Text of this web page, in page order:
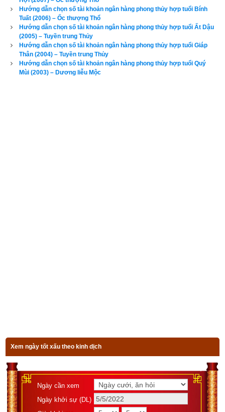
bát trạch cung Ly
qua bài viết sau: “
Luận giải phong thủy
người có mệnh bát trạch cung Ly - Cửu Tử (Số 9)”
Tuổi Nhâm Thìn là Con nhà Hắc Ðế - Trường mạng, có ngũ
hành niên mệnh (hay ngũ hành nạp âm) là Trường lưu Thủy
Nước sông dài). “Trường” nghĩa là sự kéo dài, trùng trùng lớp
Giới tính
Luận giải
Hướng dẫn chọn số tài khoản ngân hàng phong thủy hợp tuổi Bính
Tuất (2006) – Ốc thượng Thổ
Hướng dẫn chọn số tài khoản ngân hàng phong thủy hợp tuổi Ất Dậu
(2005) – Tuyền trung Thủy
Hướng dẫn chọn số tài khoản ngân hàng phong thủy hợp tuổi Giáp
Thân (2004) – Tuyền trung Thủy
Hướng dẫn chọn số tài khoản ngân hàng phong thủy hợp tuổi Quý
Mùi (2003) – Dương liễu Mộc
Xem ngày tốt xấu theo kinh dịch
Ngày cần xem
Ngày khởi sự (DL)